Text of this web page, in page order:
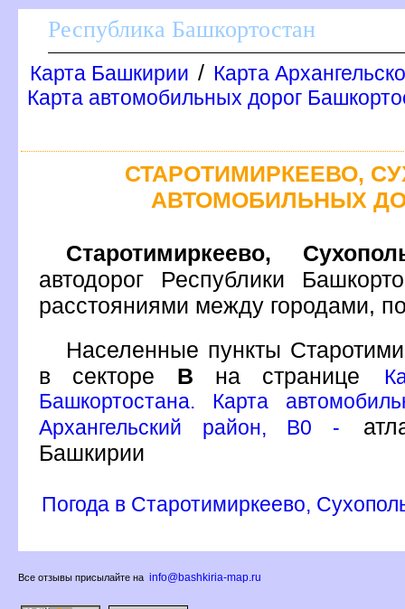
Республика Башкортостан
Карта Башкирии / Карта
Карта автомобильных дорог
СТАРОТИМИРКЕЕВО,
АВТОМОБИЛЬНЫХ
Старотимиркеево,
автодорог Республики
расстояниями между городами,
Населенные пункты
секторе
на странице
Башкортостана. Карта
Архангельский район, B0 -
Башкирии
Погода в Старотимиркеево,
се отзывы присылайте на info@bashkiria-map.ru